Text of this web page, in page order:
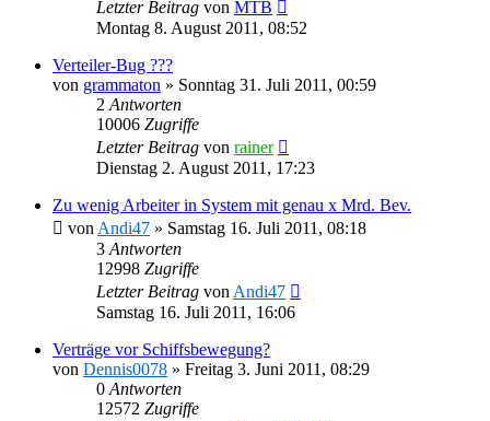
Letzter Beitrag von MTB
Montag 8. August 2011, 08:52
Verteiler-Bug ???
von grammaton » Sonntag 31. Juli 2011, 00:59
2 Antworten
10006 Zugriffe
Letzter Beitrag von rainer
Dienstag 2. August 2011, 17:23
Zu wenig Arbeiter in System mit genau x Mrd. Bev.
von Andi47 » Samstag 16. Juli 2011, 08:18
3 Antworten
12998 Zugriffe
Letzter Beitrag von Andi47
Samstag 16. Juli 2011, 16:06
Verträge vor Schiffsbewegung?
von Dennis0078 » Freitag 3. Juni 2011, 08:29
0 Antworten
12572 Zugriffe